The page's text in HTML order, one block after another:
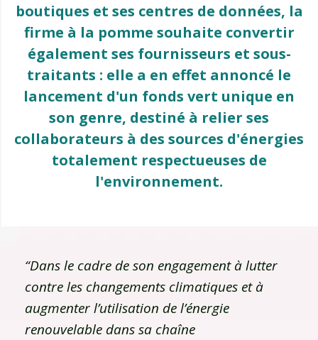
boutiques et ses centres de données, la
firme à la pomme souhaite convertir
également ses fournisseurs et sous-
traitants : elle a en effet annoncé le
lancement d'un fonds vert unique en
son genre, destiné à relier ses
collaborateurs à des sources d'énergies
totalement respectueuses de
l'environnement.
“Dans le cadre de son engagement à lutter
contre les changements climatiques et à
augmenter l’utilisation de l’énergie
renouvelable dans sa chaîne